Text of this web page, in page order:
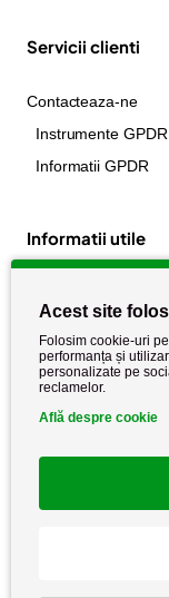
Servicii clienti
Contacteaza-ne
Instrumente GPDR
Informatii GPDR
Informatii utile
Politica de cookie
Acest site
Folosim cookie-uri
performanța și
personalizate pe
reclamelor.
Află despre cookie